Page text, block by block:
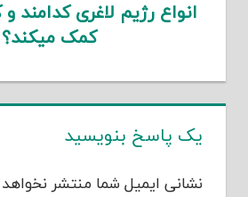
انواع رژیم لاغری کدامند
کمک میکند؟
یک پاسخ بنویسید
نشانی ایمیل شما منتشر